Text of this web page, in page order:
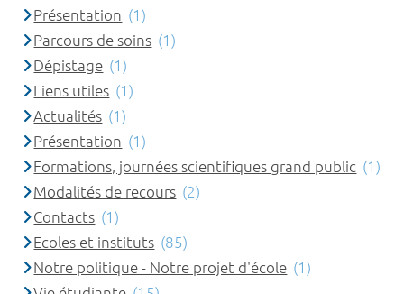
Présentation (1)
Parcours de soins (1)
Dépistage (1)
Liens utiles (1)
Actualités (1)
Présentation (1)
Formations, journées scientifiques grand public (1)
Modalités de recours (2)
Contacts (1)
Ecoles et instituts (85)
Notre politique - Notre projet d'école (1)